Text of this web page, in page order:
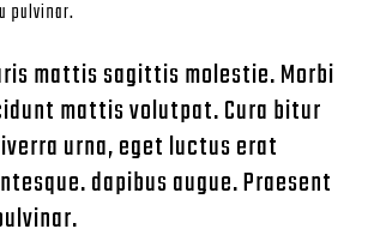
pulvinar.
mattis sagittis molestie. Morbi
mattis volutpat. Cura bitur
urna, eget luctus erat
dapibus augue. Praesent